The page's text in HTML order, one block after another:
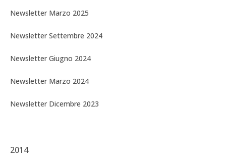
Aggiornamenti sulle attività del Centro
ISCRIZIONE ALLA NEWSLETTER
Newsletter Marzo 2025
Newsletter Settembre 2024
Newsletter Giugno 2024
Newsletter Marzo 2024
Newsletter Dicembre 2023
2014